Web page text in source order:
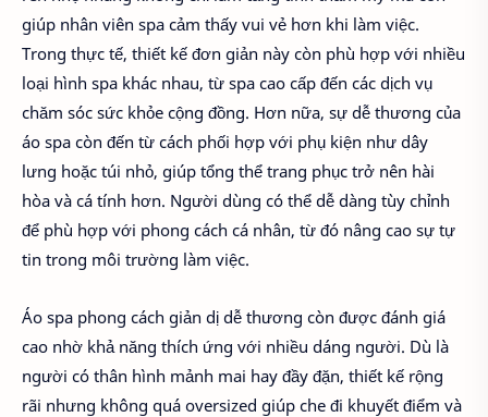
giúp nhân viên spa cảm thấy vui vẻ hơn khi làm việc.
Trong thực tế, thiết kế đơn giản này còn phù hợp với nhiều
loại hình spa khác nhau, từ spa cao cấp đến các dịch vụ
chăm sóc sức khỏe cộng đồng. Hơn nữa, sự dễ thương của
áo spa còn đến từ cách phối hợp với phụ kiện như dây
lưng hoặc túi nhỏ, giúp tổng thể trang phục trở nên hài
hòa và cá tính hơn. Người dùng có thể dễ dàng tùy chỉnh
để phù hợp với phong cách cá nhân, từ đó nâng cao sự tự
tin trong môi trường làm việc.
Áo spa phong cách giản dị dễ thương còn được đánh giá
cao nhờ khả năng thích ứng với nhiều dáng người. Dù là
người có thân hình mảnh mai hay đầy đặn, thiết kế rộng
rãi nhưng không quá oversized giúp che đi khuyết điểm và